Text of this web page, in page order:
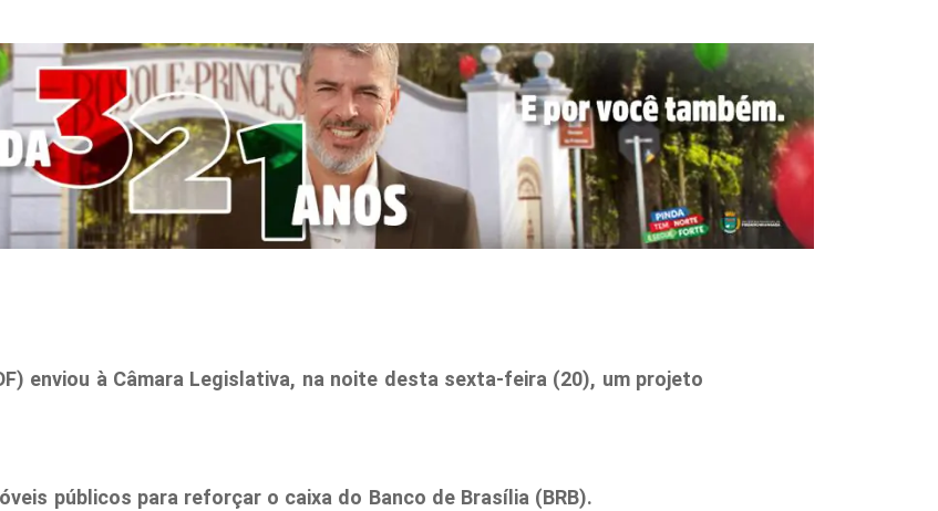
enviou à Câmara Legislativa, na noite desta sexta-feira (20), um projeto
públicos para reforçar o caixa do Banco de Brasília (BRB).